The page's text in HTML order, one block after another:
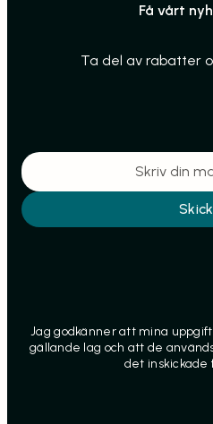
Få vårt
Ta del av rabatter
Jag godkänner att mina
gällande lag och att de
det inskickade